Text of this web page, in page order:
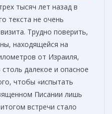
тысяч лет назад в
текста не очень
Трудно поверить,
находящейся на
от Израиля,
далекое и опасное
чтобы «испытать
Писании лишь
встречи стало